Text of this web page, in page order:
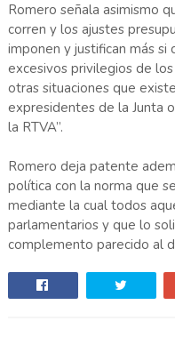
Romero señala asimismo
corren y los ajustes
imponen y justifican más
excesivos privilegios de
otras situaciones que
expresidentes de la Junta
la RTVA”.
Romero deja patente
política con la norma que
mediante la cual todos
parlamentarios y que lo
complemento parecido al